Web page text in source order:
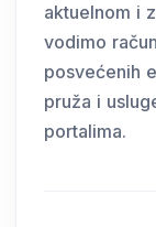
aktuelnom i
vodimo
posvećenih
pruža i
portalima.